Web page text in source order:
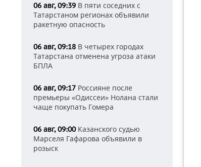
06 авг, 09:39 В пяти соседних с
Татарстаном регионах объявили
ракетную опасность
06 авг, 09:18 В четырех городах
Татарстана отменена угроза атаки
БПЛА
06 авг, 09:17 Россияне после
премьеры «Одиссеи» Нолана стали
чаще покупать Гомера
06 авг, 09:00Казанского судью
Марселя Гафарова объявили в
розыск